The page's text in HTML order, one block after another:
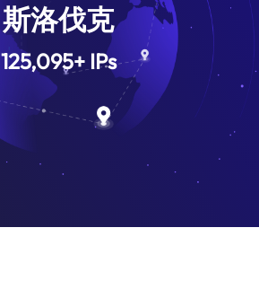
斯洛伐克
125,095+IPs